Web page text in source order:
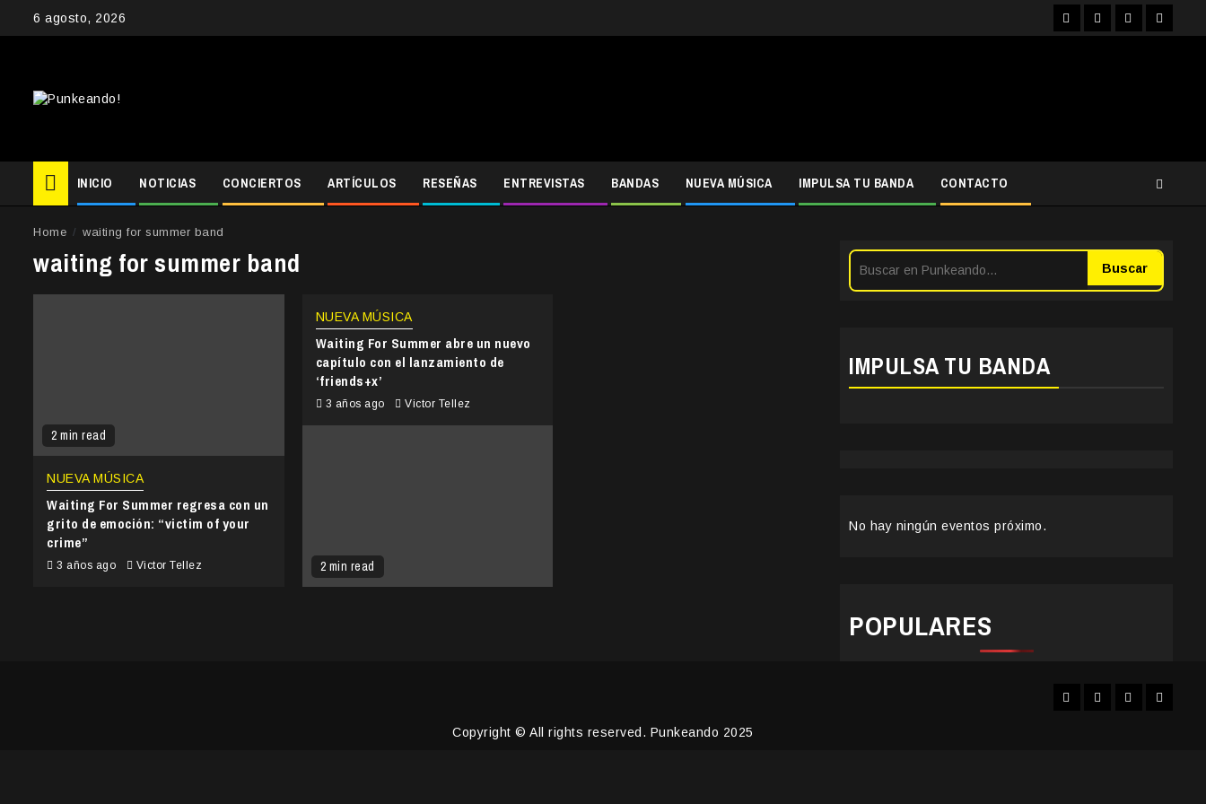
6 agosto, 2026 FacebookInstagram
YouTubeTwitter
INICIO NOTICIAS CONCIERTOS ARTÍCULOS RESEÑAS ENTREVISTAS BANDAS NUEVA MÚSICA IMPULSA TU BANDA CONTACTO
Home waiting for summer band
waiting for summer band
2 min read
NUEVA MÚSICA
Waiting For Summer regresa con un
grito de emoción: “victim of your
crime”
3 años ago Victor Tellez 2 min read
NUEVA MÚSICA
Waiting For Summer abre un nuevo
capítulo con el lanzamiento de
‘friends+x’
3 años ago Victor Tellez
Buscar
IMPULSA TU BANDA
No hay ningún eventos próximo.
POPULARES
FacebookInstagram
YouTubeTwitter
Copyright © All rights reserved. Punkeando 2025